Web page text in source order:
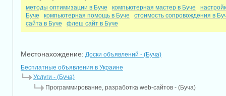
методы оптимизации в Буче компьютерная мастер в Буче
Буче
компьютерная помощь в Буче
стоимость сопровождения в
сайта в Буче
флеш сайт в Буче
Местонахождение: Доски объявлений - (Буча)
Бесплатные объявления в Украине
Услуги - (Буча)
Программирование, разработка web-сайтов - (Буча)